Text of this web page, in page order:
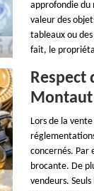
approfondie du
valeur des
tableaux ou
fait, le
Respect
Montaut
Lors de la
concernés. Par
brocante. De
vendeurs.